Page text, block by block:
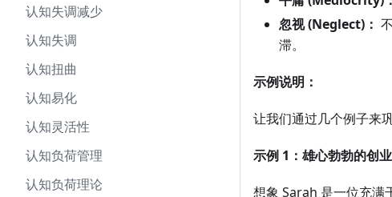
认知失调减少
认知失调
认知扭曲
认知易化
认知灵活性
认知负荷管理
认知负荷理论
忽视 (Neglect)：
滞。
示例说明：
让我们通过几个例子来
示例 1：雄心勃勃的创
想象 Sarah 是一位充满